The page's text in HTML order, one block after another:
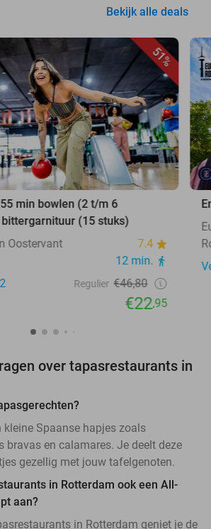
Bekijk alle deals
51%
min bowlen (2 t/m 6
(15 stuks)
Oostervant
7.4
12 min.
Regulier €46,80
€22,95
over tapasrestaurants in
Spaanse hapjes zoals
bravas en calamares. Je deelt deze
gezellig met jouw tafelgenoten.
in Rotterdam ook een All-
aan?
in Rotterdam geniet je de